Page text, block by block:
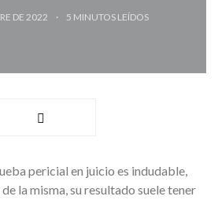
DE 2022 5 MINUTOS LEÍDOS
pericial en juicio es indudable,
la misma, su resultado suele tener